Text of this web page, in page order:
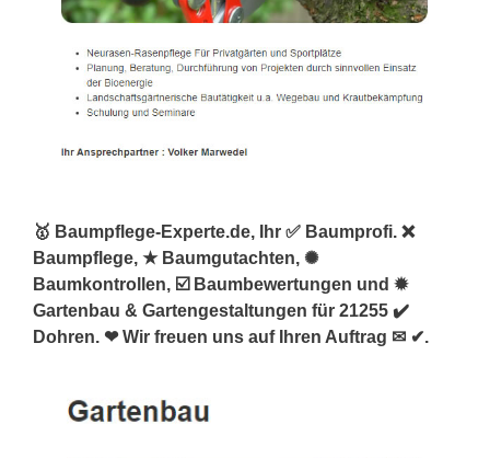
🥇 Baumpflege-Experte.de, Ihr ✅ Baumprofi. ❌
Baumpflege, ★ Baumgutachten, ✺
Baumkontrollen, ☑️ Baumbewertungen und ✹
Gartenbau & Gartengestaltungen für 21255 ✔️
Dohren. ❤ Wir freuen uns auf Ihren Auftrag ✉ ✔.